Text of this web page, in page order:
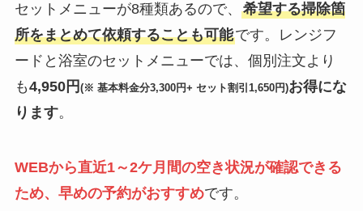
セットメニューが8種類あるので、 希望する掃除箇
所をまとめて依頼することも可能です。レンジフ
ードと浴室のセットメニューでは、個別注文より
も4,950円 (※ 基本料金分3,300円+ セット割引1,650円)お得にな
ります。
WEBから直近1～2ケ月間の空き状況が確認できる
ため、早めの予約がおすすめです。